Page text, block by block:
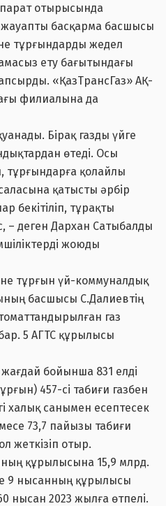
отырысында
жауапты басқарма басшысы
тұрғындарды жедел
ету бағытындағы
«ҚазТрансГаз» АҚ-
филиалына да
Бірақ газды үйге
өтеді. Осы
тұрғындарға қолайлы
қатысты әрбір
бекітіліп, тұрақты
– деген Дархан Сатыбалды
жоюды
тұрғын үй-коммуналдық
басшысы С.Далиевтің
газ
5 АГТС құрылысы
бойынша 831 елді
457-сі табиғи газбен
халық санымен есептесек
73,7 пайызы табиғи
жеткізіп отыр.
құрылысына 15,9 млрд.
9 нысанның құрылысы
нысан 2023 жылға өтпелі.